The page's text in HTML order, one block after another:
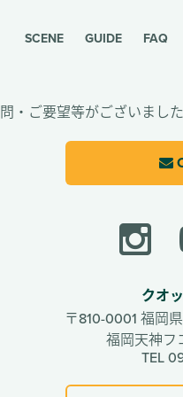
SCENE GUIDE FAQ
・ご要望等がございました
クオ
〒810-0001 福岡
福岡天神フ
TEL